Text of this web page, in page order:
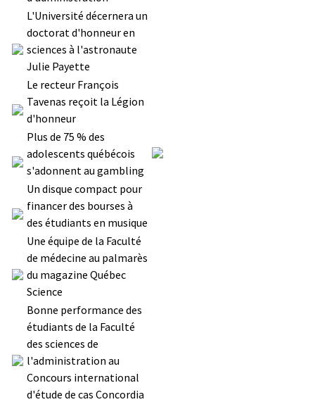
L'Université décernera un
doctorat d'honneur en
sciences à l'astronaute
Julie Payette
Le recteur François
Tavenas reçoit la Légion
d'honneur
Plus de 75 % des
adolescents québécois
s'adonnent au gambling
Un disque compact pour
financer des bourses à
des étudiants en musique
Une équipe de la Faculté
de médecine au palmarès
du magazine Québec
Science
Bonne performance des
étudiants de la Faculté
des sciences de
l'administration au
Concours international
d'étude de cas Concordia